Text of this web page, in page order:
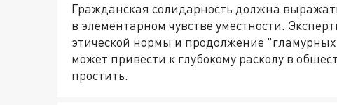
Гражданская солидарность должна
в элементарном чувстве уместности.
этической нормы и продолжение
может привести к глубокому расколу в
простить.